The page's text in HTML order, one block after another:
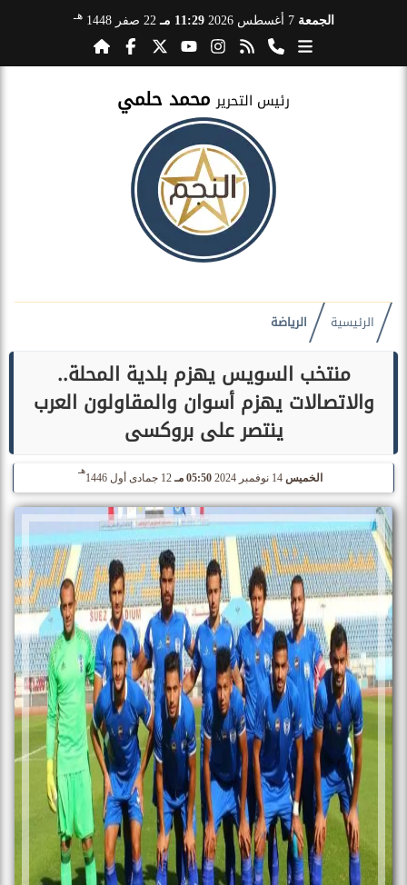
الجمعة 7 أغسطس 2026 11:29 مـ 22 صفر 1448 هـ
رئيس التحرير محمد حلمي
الرئيسية الرياضة
منتخب السويس يهزم بلدية المحلة..
والاتصالات يهزم أسوان والمقاولون العرب
ينتصر على بروكسى
الخميس 14 نوفمبر 2024 05:50 مـ 12 جمادى أول 1446
هـ